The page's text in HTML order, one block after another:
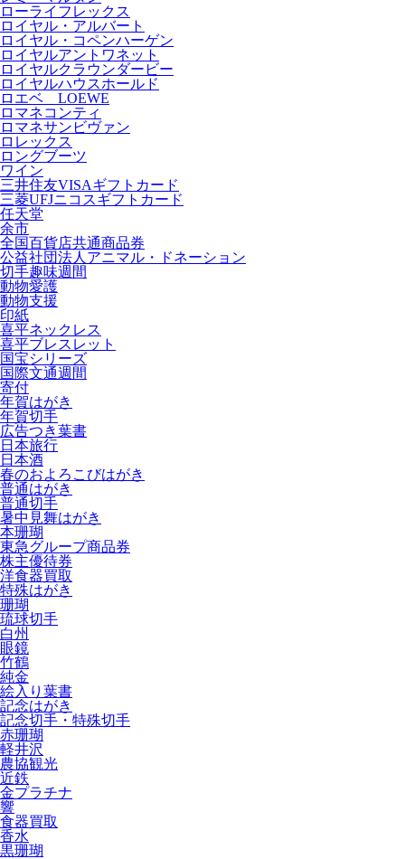
ローライフレックス
ロイヤル・アルバート
ロイヤル・コペンハーゲン
ロイヤルアントワネット
ロイヤルクラウンダービー
ロイヤルハウスホールド
ロエベ LOEWE
ロマネコンティ
ロマネサンビヴァン
ロレックス
ロングブーツ
ワイン
三井住友VISAギフトカード
三菱UFJニコスギフトカード
任天堂
余市
全国百貨店共通商品券
公益社団法人アニマル・ドネーション
切手趣味週間
動物愛護
動物支援
印紙
喜平ネックレス
喜平ブレスレット
国宝シリーズ
国際文通週間
寄付
年賀はがき
年賀切手
広告つき葉書
日本旅行
日本酒
春のおよろこびはがき
普通はがき
普通切手
暑中見舞はがき
本珊瑚
東急グループ商品券
株主優待券
洋食器買取
特殊はがき
珊瑚
琉球切手
白州
眼鏡
竹鶴
純金
絵入り葉書
記念はがき
記念切手・特殊切手
赤珊瑚
軽井沢
農協観光
近鉄
金プラチナ
響
食器買取
香水
黒珊瑚